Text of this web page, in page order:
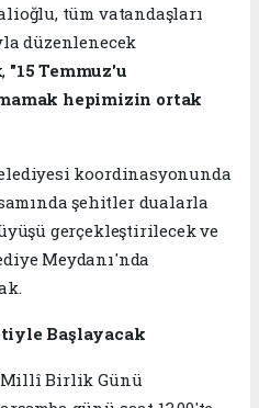
tüm vatandaşları
düzenlenecek
"15 Temmuz'u
hepimizin ortak
koordinasyonunda
şehitler dualarla
gerçekleştirilecek ve
Meydanı'nda
Başlayacak
Millî Birlik Günü